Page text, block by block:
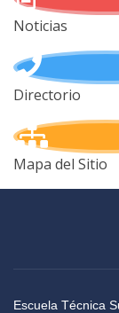
Noticias
Directorio
Mapa del Sitio
Escuela Técnica